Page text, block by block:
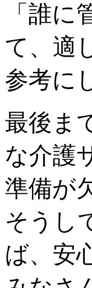
「誰
て、適
参考に
最後ま
な介護
準備が
そうし
ば、安